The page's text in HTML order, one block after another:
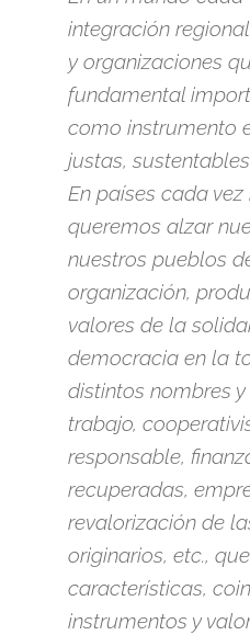
integración
y organizaciones
fundamental
como instrumento
justas,
En países cada
queremos alzar
nuestros pueblos
organización,
valores de la
democracia en la
distintos nombres
trabajo,
responsable,
recuperadas,
revalorización de
originarios, etc.,
características,
instrumentos y